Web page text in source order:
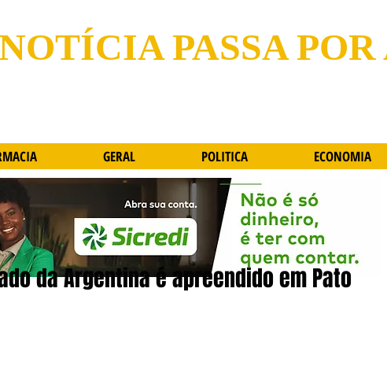
PASSA
da Argentina é apreendido em Pato
GERAL POLITICA ECONOMIA